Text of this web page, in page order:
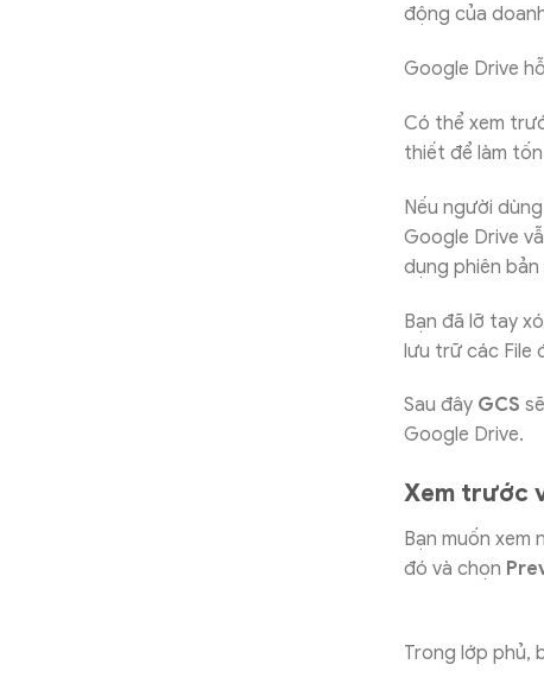
động của
Google Drive
Có thể xem
thiết để làm
Nếu người
Google Drive
dụng phiên
Bạn đã lỡ tay
lưu trữ các File
Sau đây GCS
Google Drive.
Xem trước
Bạn muốn xem
đó và chọn
Trong lớp phủ,